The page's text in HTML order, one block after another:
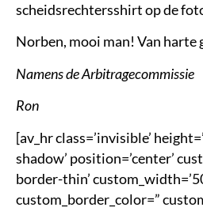
scheidsrechtersshirt op de
Norben, mooi man! Van
Namens de Arbitragecommissie
Ron
[av_hr class=’invisible’
shadow’ position=’center’
border-thin’
custom_border_color=”